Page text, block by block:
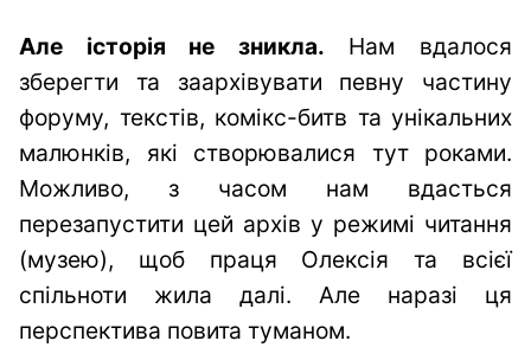
Але історія не зникла. Нам вдалося
зберегти та заархівувати певну частину
форуму, текстів, комікс-битв та унікальних
малюнків, які створювалися тут роками.
Можливо, з часом нам вдасться
перезапустити цей архів у режимі читання
(музею), щоб праця Олексія та всієї
спільноти жила далі. Але наразі ця
перспектива повита туманом.